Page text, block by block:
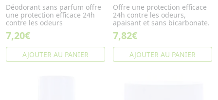
Déodorant sans parfum offre
une protection efficace 24h
contre les odeurs
7,20€
AJOUTER AU PANIER
Offre une protection efficace
24h contre les odeurs,
apaisant et sans bicarbonate.
7,82€
AJOUTER AU PANIER